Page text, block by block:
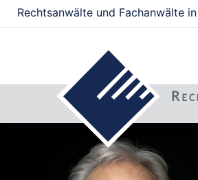
Rechtsanwälte und Fachanwälte